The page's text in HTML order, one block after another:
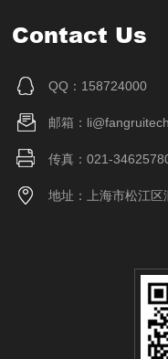
Contact Us
QQ：158724000
邮箱：
传真：021-
地址：上海市松江